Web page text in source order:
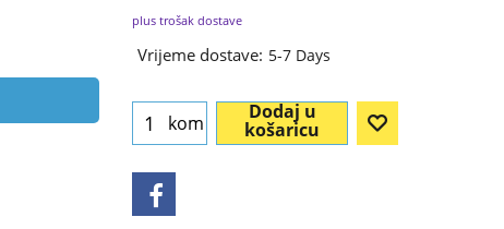
plus trošak dostave
Vrijeme dostave: 5-7 Days
kom Dodaj u
košaricu